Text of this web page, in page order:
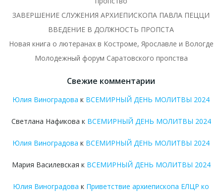
ЗАВЕРШЕНИЕ СЛУЖЕНИЯ АРХИЕПИСКОПА ПАВЛА ПЕЦЦИ
ВВЕДЕНИЕ В ДОЛЖНОСТЬ ПРОПСТА
Новая книга о лютеранах в Костроме, Ярославле и Вологде
Молодежный форум Саратовского пропства
Свежие комментарии
Юлия Виноградова к ВСЕМИРНЫЙ ДЕНЬ МОЛИТВЫ 2024
Светлана Нафикова к ВСЕМИРНЫЙ ДЕНЬ МОЛИТВЫ 2024
Юлия Виноградова к ВСЕМИРНЫЙ ДЕНЬ МОЛИТВЫ 2024
Мария Василевская к ВСЕМИРНЫЙ ДЕНЬ МОЛИТВЫ 2024
Юлия Виноградова к Приветствие архиепископа ЕЛЦР ко